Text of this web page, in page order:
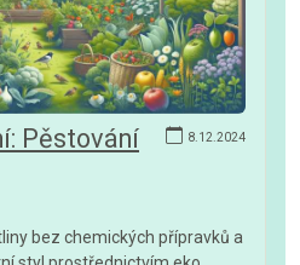
8.12.2024
Pěstování
bez chemických přípravků a